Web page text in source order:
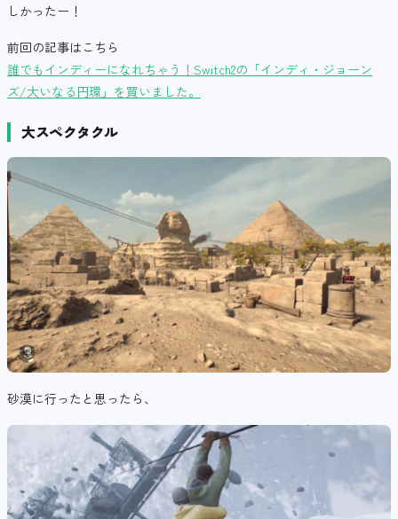
しかったー！
前回の記事はこちら
誰でもインディーになれちゃう！Switch2の「インディ・ジョーン
ズ/大いなる円環」を買いました。
大スペクタクル
砂漠に行ったと思ったら、